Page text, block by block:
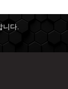
니다.